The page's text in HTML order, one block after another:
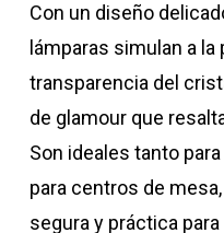
Con un diseño
lámparas simulan a
transparencia del
de glamour que
Son ideales tanto
para centros de
segura y práctica